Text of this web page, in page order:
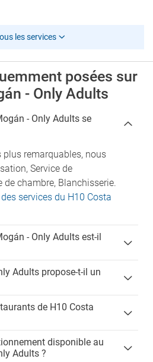
les services
posées sur
- Only Adults
- Only Adults se
plus remarquables, nous
Service de
de chambre, Blanchisserie.
services du H10 Costa
- Only Adults est-il
Adults propose-t-il un
de H10 Costa
disponible au
Adults ?